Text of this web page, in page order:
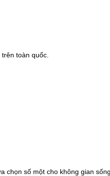
toàn quốc.
số một cho không gian